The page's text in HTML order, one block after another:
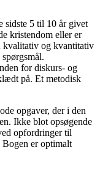
sidste 5 til 10 år givet
kristendom eller er
kvalitativ og kvantitativ
for diskurs- og
på. Et metodisk
opgaver, der i den
Ikke blot opsøgende
opfordringer til
Bogen er optimalt